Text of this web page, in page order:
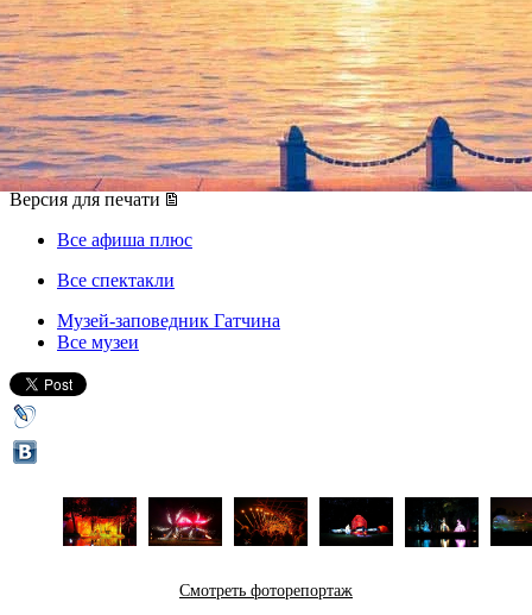
Cалюты, «дождь наоборот» и
русалка-гигант захватят
Гатчину на «Ночь света»
10 августа 2018, пятница-11 августа 2018, суббота
Версия для печати
Все афиша плюс
Все спектакли
Музей-заповедник Гатчина
Все музеи
Смотреть фоторепортаж